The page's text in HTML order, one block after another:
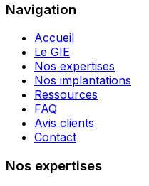
Navigation
Accueil
Le GIE
Nos expertises
Nos implantations
Ressources
FAQ
Avis clients
Contact
Nos expertises